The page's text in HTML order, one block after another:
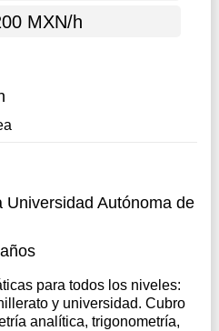
MXN/h
Universidad Autónoma de
para todos los niveles:
y universidad. Cubro
analítica, trigonometría,